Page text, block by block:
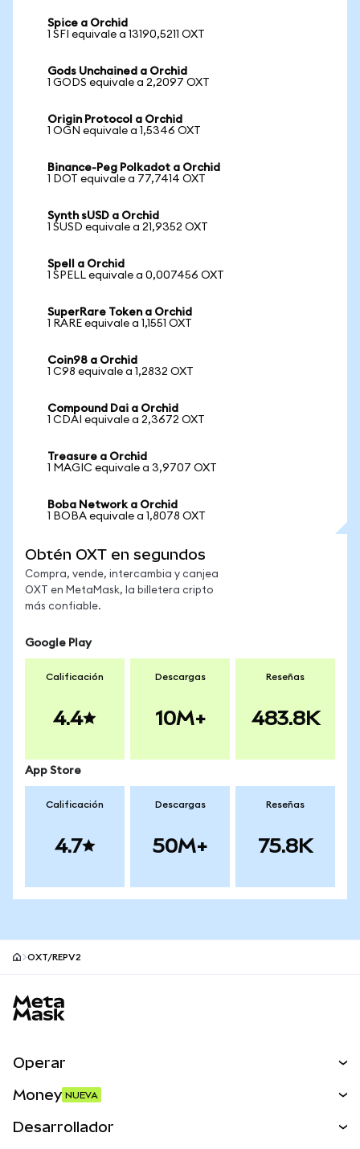
Spice a Orchid
1 SFI equivale a 13190,5211 OXT
Gods Unchained a Orchid
1 GODS equivale a 2,2097 OXT
Origin Protocol a Orchid
1 OGN equivale a 1,5346 OXT
Binance-Peg Polkadot a Orchid
1 DOT equivale a 77,7414 OXT
Synth sUSD a Orchid
1 SUSD equivale a 21,9352 OXT
Spell a Orchid
1 SPELL equivale a 0,007456 OXT
SuperRare Token a Orchid
1 RARE equivale a 1,1551 OXT
Coin98 a Orchid
1 C98 equivale a 1,2832 OXT
Compound Dai a Orchid
1 CDAI equivale a 2,3672 OXT
Treasure a Orchid
1 MAGIC equivale a 3,9707 OXT
Boba Network a Orchid
1 BOBA equivale a 1,8078 OXT
Obtén OXT en segundos
Compra, vende, intercambia y canjea
OXT en MetaMask, la billetera cripto
más confiable.
Google Play
Calificación
4.4
Descargas
10M+
Reseñas
483.8K
App Store
Calificación
4.7
Descargas
50M+
Reseñas
75.8K
OXT/REPV2
Operar
Money NUEVA
Desarrollador